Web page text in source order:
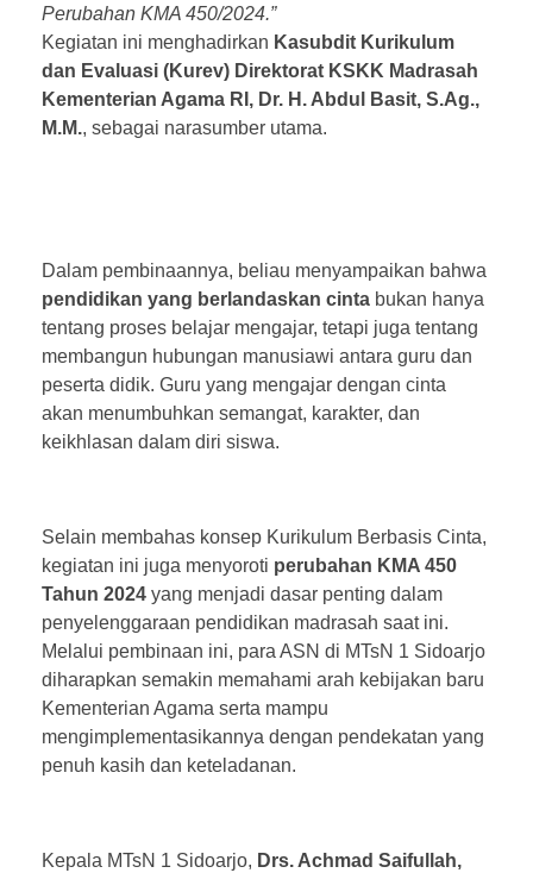
Perubahan KMA 450/2024.”
Kegiatan ini menghadirkan Kasubdit Kurikulum
dan Evaluasi (Kurev) Direktorat KSKK Madrasah
Kementerian Agama RI, Dr. H. Abdul Basit, S.Ag.,
M.M., sebagai narasumber utama.
Dalam pembinaannya, beliau menyampaikan bahwa
pendidikan yang berlandaskan cinta bukan hanya
tentang proses belajar mengajar, tetapi juga tentang
membangun hubungan manusiawi antara guru dan
peserta didik. Guru yang mengajar dengan cinta
akan menumbuhkan semangat, karakter, dan
keikhlasan dalam diri siswa.
Selain membahas konsep Kurikulum Berbasis Cinta,
kegiatan ini juga menyoroti perubahan KMA 450
Tahun 2024 yang menjadi dasar penting dalam
penyelenggaraan pendidikan madrasah saat ini.
Melalui pembinaan ini, para ASN di MTsN 1 Sidoarjo
diharapkan semakin memahami arah kebijakan baru
Kementerian Agama serta mampu
mengimplementasikannya dengan pendekatan yang
penuh kasih dan keteladanan.
Kepala MTsN 1 Sidoarjo, Drs. Achmad Saifullah,